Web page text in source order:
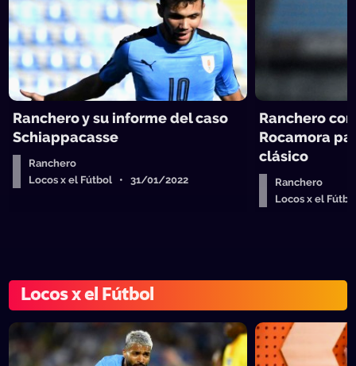
Ranchero y su informe del caso
Schiappacasse
Ranchero
Locos x el Fútbol • 31/01/2022
Ranchero
Rocamora
clásico
Ranchero
Locos x el
Locos x el Fútbol